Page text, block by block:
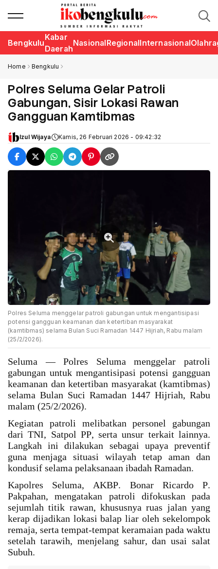
Bengkulu
Kabar
Daerah
NasionalRegionalInternasional
Home Bengkulu
Polres Seluma Gelar Patroli
Gabungan, Sisir Lokasi Rawan
Gangguan Kamtibmas
Izul Wijaya Kamis, 26 Februari 2026 - 09:42:32
Polres Seluma menggelar patroli gabungan untuk mengantisipasi
potensi gangguan keamanan dan ketertiban masyarakat
(kamtibmas) selama Bulan Suci Ramadan 1447 Hijriah, Rabu malam
(25/2/2026).
Seluma — Polres Seluma menggelar patroli
gabungan untuk mengantisipasi potensi gangguan
keamanan dan ketertiban masyarakat (kamtibmas)
selama Bulan Suci Ramadan 1447 Hijriah, Rabu
malam (25/2/2026).
Kegiatan patroli melibatkan personel gabungan
dari TNI, Satpol PP, serta unsur terkait lainnya.
Langkah ini dilakukan sebagai upaya preventif
guna menjaga situasi wilayah tetap aman dan
kondusif selama pelaksanaan ibadah Ramadan.
Kapolres Seluma, AKBP. Bonar Ricardo P.
Pakpahan, mengatakan patroli difokuskan pada
sejumlah titik rawan, khususnya ruas jalan yang
kerap dijadikan lokasi balap liar oleh sekelompok
remaja, serta tempat-tempat keramaian pada waktu
setelah tarawih, menjelang sahur, dan usai salat
Subuh.